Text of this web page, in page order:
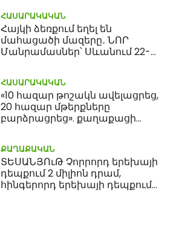
ՀԱՍԱՐԱԿԱԿԱՆ
Հայկի ձեռքում եղել են
մահացածի մազերը․ ՆՈՐ
Մանրամասներ՝ Սևանում 22-
ՀԱՍԱՐԱԿԱԿԱՆ
«10 հազար թոշակն ավելացրեց,
20 հազար մթերքները
բարձրացրեց». քաղաքացի
ՔԱՂԱՔԱԿԱՆ
ՏԵՍԱՆՅՈւԹ Չորրորդ երեխայի
դեպքում 2 միլիոն դրամ,
հինգերորդ երեխայի դեպքում